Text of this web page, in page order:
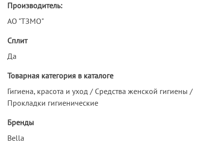
Производитель:
АО "ТЗМО"
Сплит
Да
Товарная категория в каталоге
Гигиена, красота и уход / Средства женской гигиены /
Прокладки гигиенические
Бренды
Bella